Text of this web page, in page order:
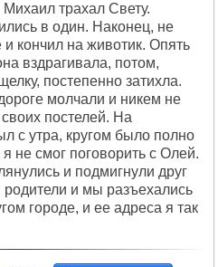
трахал Свету.
в один. Наконец, не
кончил на животик. Опять
вздрагивала, потом,
постепенно затихла.
молчали и никем не
постелей. На
с утра, кругом было полно
не смог поговорить с Олей.
и подмигнули друг
и мы разъехались
городе, и ее адреса я так